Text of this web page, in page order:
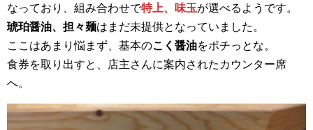
なっており、組み合わせで特上、味玉が選べるようです。
琥珀醤油、担々麺はまだ未提供となっていました。
ここはあまり悩まず、基本のこく醤油をポチっとな。
食券を取り出すと、店主さんに案内されたカウンター席
へ。